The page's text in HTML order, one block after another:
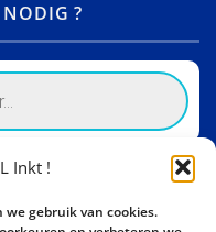
Inkt !
we gebruik van cookies.
?
Steenweg 274